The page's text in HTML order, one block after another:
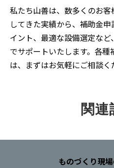
私たち山善は、数多くのお
してきた実績から、補助金
イント、最適な設備選定な
でサポートいたします。各
は、まずはお気軽にご相談く
関連
ものづくり現場